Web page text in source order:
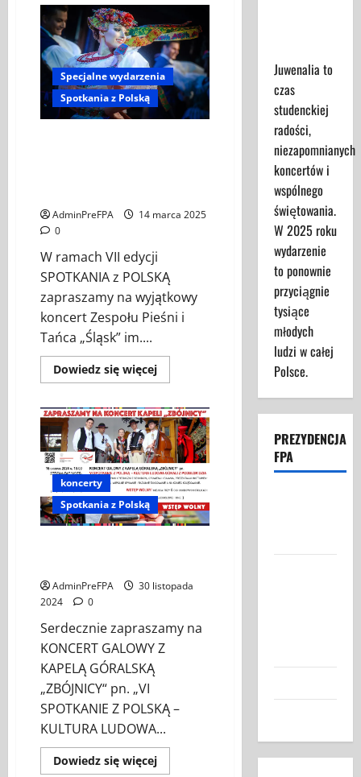
„ŚWIĘTA
NOC”
–
Zespół
PiT
ŚLĄSK
im.
St.
Hadyny
w
Specjalne wydarzenia
Spotkania z Polską
AdminPreFPA
14 marca 2025
0
W ramach VII edycji
SPOTKANIA z POLSKĄ
zapraszamy na wyjątkowy
koncert Zespołu Pieśni i
Tańca „Śląsk” im....
Dowiedz się więcejDowiedz
się
Koncert
Zespołu
Pieśni
i
Tańca
„Śląsk”
im.
Stanisława
Hadyny
z
okazji
UE
koncerty
Spotkania z Polską
AdminPreFPA
30 listopada
2024
0
Serdecznie zapraszamy na
KONCERT GALOWY Z
KAPELĄ GÓRALSKĄ
„ZBÓJNICY“ pn. „VI
SPOTKANIE Z POLSKĄ –
KULTURA LUDOWA...
Dowiedz się więcejDowiedz
się
Juwenalia to
czas
studenckiej
radości,
niezapomnianych
koncertów i
wspólnego
świętowania.
W 2025 roku
wydarzenie
to ponownie
przyciągnie
tysiące
młodych
ludzi w całej
Polsce.
PREZYDENCJA
FPA